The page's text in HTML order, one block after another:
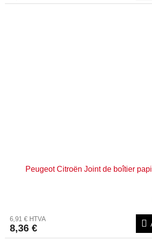
Peugeot Citroën Joint de boîtier
6,91 € HTVA
8,36 €